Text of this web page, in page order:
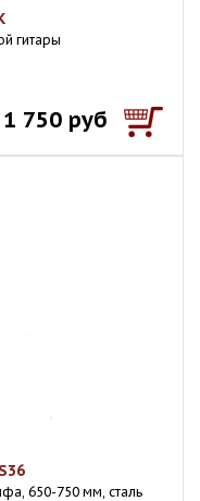
гитары
1 750 руб
650-750 мм, сталь